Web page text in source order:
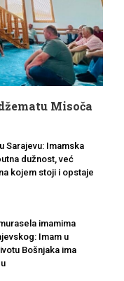
Misoča
Sarajevu: Imamska
dužnost, već
kojem stoji i opstaje
imamima
Imam u
Bošnjaka ima